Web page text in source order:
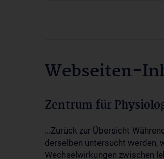
Webseiten-
Zentrum für
...Zurück zur Übersicht
derselben untersucht werden,
Wechselwirkungen zwischen